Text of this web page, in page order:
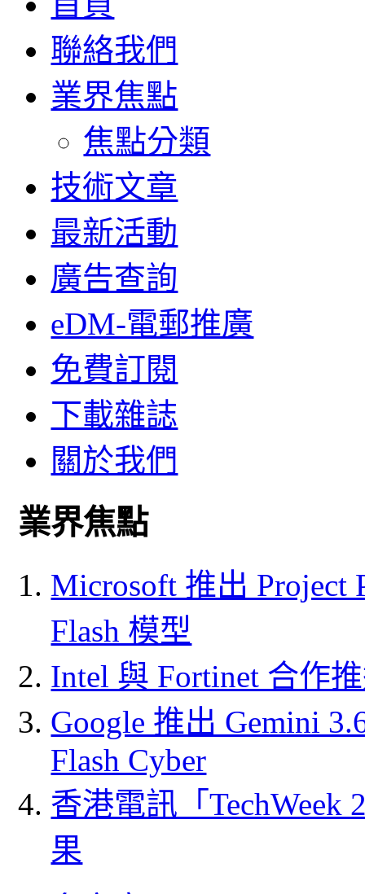
聯絡我們
業界焦點
焦點分類
技術文章
最新活動
廣告查詢
eDM-電郵推廣
免費訂閱
下載雜誌
關於我們
業界焦點
Microsoft 推出 Project
Flash 模型
Intel 與 Fortinet 合作
Google 推出 Gemini
Flash Cyber
香港電訊「
果